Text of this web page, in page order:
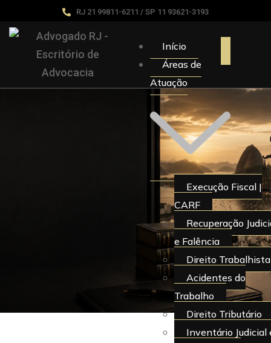
RJ 21 99811-6211 / SP 11 93621-3193
Início
Áreas de
Atuação
Execução Fiscal |
CARF
Recuperação
e Falência
Direito Trabalhista
Acidentes do
Trabalho
Direito Tributário
Inventário Judicial